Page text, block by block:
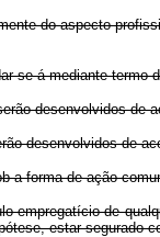
do aspecto
se-á mediante
desenvolvidos de
serão
a forma de ação
empregatício de
estar segurado